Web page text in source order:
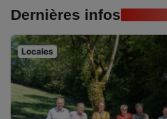
Dernières infos
Locales